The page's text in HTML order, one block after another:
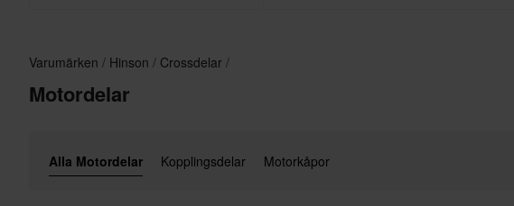
Varumärken Hinson Crossdelar
Motordelar
Alla Motordelar Kopplingsdelar Motorkåpor